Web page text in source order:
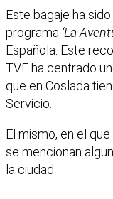
Este bagaje ha
programa ‘La
Española. Este
TVE ha centrado
que en Coslada
Servicio.
El mismo, en el
se mencionan
la ciudad.